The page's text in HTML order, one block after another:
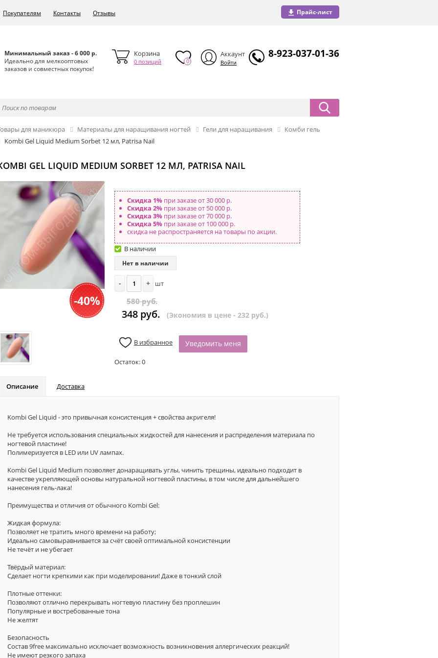
Отзывы
Контакты
Покупателям Прайс-лист
Минимальный заказ - 6 000 р.
Идеально для мелкооптовых
заказов и совместных покупок!
Корзина
0 позиций 0
Аккаунт
Войти
8-923-037-01-36
Товары для маникюра Материалы для наращивания ногтей Гели для наращивания
Комби гель
Kombi Gel Liquid Medium Sorbet 12 мл, Patrisa Nail
GEL LIQUID MEDIUM SORBET 12 МЛ, PATRISA NAIL
-40%
Скидка 1% при заказе от 30 000 р.
Скидка 2% при заказе от 50 000 р.
Скидка 3% при заказе от 70 000 р.
Скидка 5% при заказе от 100 000 р.
скидка не распространяется на товары по акции.
В наличии
Нет в наличии
- + шт
580 руб.
348 руб. (Экономия в цене - 232 руб.)
В избранное Уведомить меня
Остаток:0
Описание Доставка
Kombi Gel Liquid - это привычная консистенция + свойства акригеля!
Не требуется использования специальных жидкостей для нанесения и распределения материала по
ногтевой пластине!
Полимеризуется в LED или UV лампах.
Kombi Gel Liquid Medium позволяет донаращивать углы, чинить трещины, идеально подходит в
качестве укрепляющей основы натуральной ногтевой пластины, в том числе для дальнейшего
нанесения гель-лака!
Преимущества и отличия от обычного Kombi Gel:
Жидкая формула:
Позволяет не тратить много времени на работу;
Идеально самовыравнивается за счёт своей оптимальной консистенции
Не течёт и не убегает
Твёрдый материал:
Сделает ногти крепкими как при моделировании! Даже в тонкий слой
Плотные оттенки:
Позволяют отлично перекрывать ногтевую пластину без проплешин
Популярные и востребованные тона
Не желтят
Безопасность
Состав 9free максимально исключает возможность возникновения аллергических реакций!
Не имеют резкого запаха